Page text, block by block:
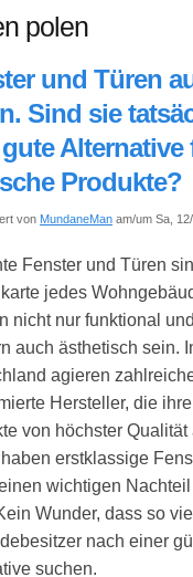
polen
und Türen
Sind sie
Alternative
Produkte?
von MundaneMan am/um Sa,
Fenster und Türen
jedes
nicht nur funktional
auch ästhetisch sein.
agieren
Hersteller, die
von höchster Qualität
erstklassige
wichtigen
Wunder, dass so
nach einer
suchen.